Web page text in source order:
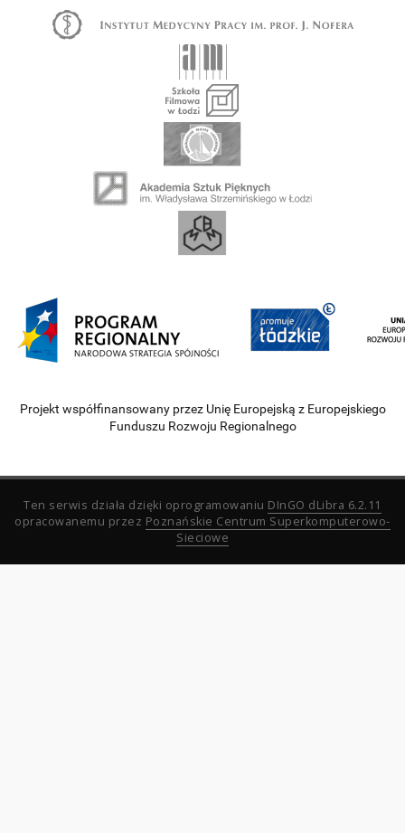
Projekt współfinansowany przez Unię Europejską z Europejskiego
Funduszu Rozwoju Regionalnego
Ten serwis działa dzięki oprogramowaniu DInGO dLibra 6.2.11
opracowanemu przez Poznańskie Centrum Superkomputerowo-
Sieciowe